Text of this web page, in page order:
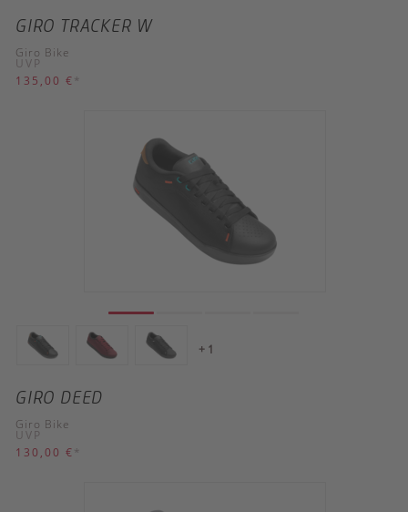
GIRO TRACKER W
Giro Bike
UVP
135,00 € *
+ 1
GIRO DEED
Giro Bike
UVP
130,00 € *